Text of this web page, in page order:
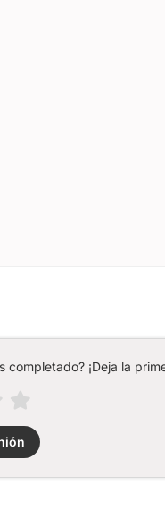
completado? ¡Deja la